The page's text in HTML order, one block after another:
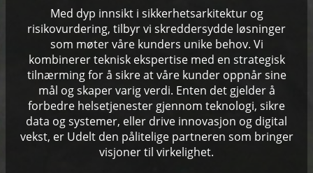
Med dyp innsikt i sikkerhetsarkitektur og
risikovurdering, tilbyr vi skreddersydde løsninger
som møter våre kunders unike behov. Vi
kombinerer teknisk ekspertise med en strategisk
tilnærming for å sikre at våre kunder oppnår sine
mål og skaper varig verdi. Enten det gjelder å
forbedre helsetjenester gjennom teknologi, sikre
data og systemer, eller drive innovasjon og digital
vekst, er Udelt den pålitelige partneren som bringer
visjoner til virkelighet.